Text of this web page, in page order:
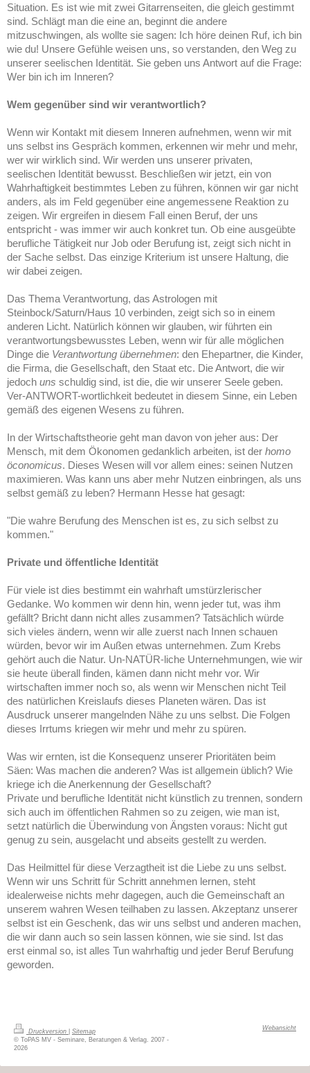
Situation. Es ist wie mit zwei Gitarrenseiten, die gleich gestimmt
sind. Schlägt man die eine an, beginnt die andere
mitzuschwingen, als wollte sie sagen: Ich höre deinen Ruf, ich bin
wie du! Unsere Gefühle weisen uns, so verstanden, den Weg zu
unserer seelischen Identität. Sie geben uns Antwort auf die Frage:
Wer bin ich im Inneren?
Wem gegenüber sind wir verantwortlich?
Wenn wir Kontakt mit diesem Inneren aufnehmen, wenn wir mit
uns selbst ins Gespräch kommen, erkennen wir mehr und mehr,
wer wir wirklich sind. Wir werden uns unserer privaten,
seelischen Identität bewusst. Beschließen wir jetzt, ein von
Wahrhaftigkeit bestimmtes Leben zu führen, können wir gar nicht
anders, als im Feld gegenüber eine angemessene Reaktion zu
zeigen. Wir ergreifen in diesem Fall einen Beruf, der uns
entspricht - was immer wir auch konkret tun. Ob eine ausgeübte
berufliche Tätigkeit nur Job oder Berufung ist, zeigt sich nicht in
der Sache selbst. Das einzige Kriterium ist unsere Haltung, die
wir dabei zeigen.
Das Thema Verantwortung, das Astrologen mit
Steinbock/Saturn/Haus 10 verbinden, zeigt sich so in einem
anderen Licht. Natürlich können wir glauben, wir führten ein
verantwortungsbewusstes Leben, wenn wir für alle möglichen
Dinge die Verantwortung übernehmen: den Ehepartner, die Kinder,
die Firma, die Gesellschaft, den Staat etc. Die Antwort, die wir
jedoch uns schuldig sind, ist die, die wir unserer Seele geben.
Ver-ANTWORT-wortlichkeit bedeutet in diesem Sinne, ein Leben
gemäß des eigenen Wesens zu führen.
In der Wirtschaftstheorie geht man davon von jeher aus: Der
Mensch, mit dem Ökonomen gedanklich arbeiten, ist der homo
öconomicus. Dieses Wesen will vor allem eines: seinen Nutzen
maximieren. Was kann uns aber mehr Nutzen einbringen, als uns
selbst gemäß zu leben? Hermann Hesse hat gesagt:
"Die wahre Berufung des Menschen ist es, zu sich selbst zu
kommen."
Private und öffentliche Identität
Für viele ist dies bestimmt ein wahrhaft umstürzlerischer
Gedanke. Wo kommen wir denn hin, wenn jeder tut, was ihm
gefällt? Bricht dann nicht alles zusammen? Tatsächlich würde
sich vieles ändern, wenn wir alle zuerst nach Innen schauen
würden, bevor wir im Außen etwas unternehmen. Zum Krebs
gehört auch die Natur. Un-NATÜR-liche Unternehmungen, wie wir
sie heute überall finden, kämen dann nicht mehr vor. Wir
wirtschaften immer noch so, als wenn wir Menschen nicht Teil
des natürlichen Kreislaufs dieses Planeten wären. Das ist
Ausdruck unserer mangelnden Nähe zu uns selbst. Die Folgen
dieses Irrtums kriegen wir mehr und mehr zu spüren.
Was wir ernten, ist die Konsequenz unserer Prioritäten beim
Säen: Was machen die anderen? Was ist allgemein üblich? Wie
kriege ich die Anerkennung der Gesellschaft?
Private und berufliche Identität nicht künstlich zu trennen, sondern
sich auch im öffentlichen Rahmen so zu zeigen, wie man ist,
setzt natürlich die Überwindung von Ängsten voraus: Nicht gut
genug zu sein, ausgelacht und abseits gestellt zu werden.
Das Heilmittel für diese Verzagtheit ist die Liebe zu uns selbst.
Wenn wir uns Schritt für Schritt annehmen lernen, steht
idealerweise nichts mehr dagegen, auch die Gemeinschaft an
unserem wahren Wesen teilhaben zu lassen. Akzeptanz unserer
selbst ist ein Geschenk, das wir uns selbst und anderen machen,
die wir dann auch so sein lassen können, wie sie sind. Ist das
erst einmal so, ist alles Tun wahrhaftig und jeder Beruf Berufung
geworden.
Druckversion
Sitemap
© ToPAS MV - Seminare, Beratungen & Verlag. 2007 -
2026
Webansicht